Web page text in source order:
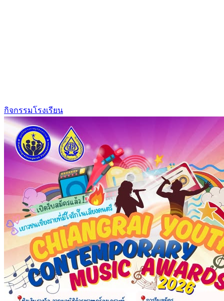
กิจกรรมโรงเรียน